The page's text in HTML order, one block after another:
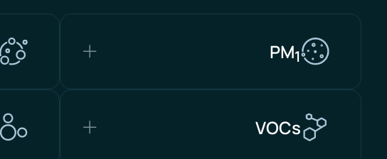
PM1
VOCs